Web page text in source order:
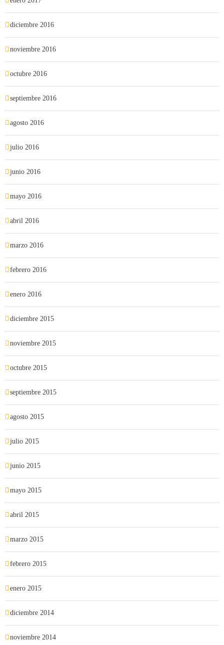
diciembre 2016
noviembre 2016
octubre 2016
septiembre 2016
agosto 2016
julio 2016
junio 2016
mayo 2016
abril 2016
marzo 2016
febrero 2016
enero 2016
diciembre 2015
noviembre 2015
octubre 2015
septiembre 2015
agosto 2015
julio 2015
junio 2015
mayo 2015
abril 2015
marzo 2015
febrero 2015
enero 2015
diciembre 2014
noviembre 2014